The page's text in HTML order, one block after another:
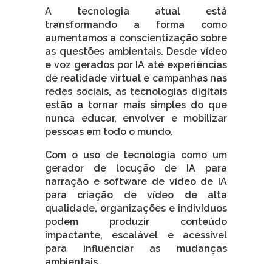
A tecnologia atual está
transformando a forma como
aumentamos a conscientização sobre
as questões ambientais. Desde vídeo
e voz gerados por IA até experiências
de realidade virtual e campanhas nas
redes sociais, as tecnologias digitais
estão a tornar mais simples do que
nunca educar, envolver e mobilizar
pessoas em todo o mundo.
Com o uso de tecnologia como um
gerador de locução de IA para
narração e software de vídeo de IA
para criação de vídeo de alta
qualidade, organizações e indivíduos
podem produzir conteúdo
impactante, escalável e acessível
para influenciar as mudanças
ambientais.